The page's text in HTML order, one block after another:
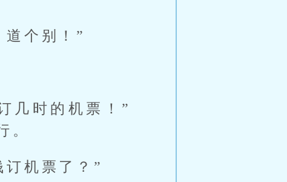
个别！”
几时的机票！”
。
机票了？”